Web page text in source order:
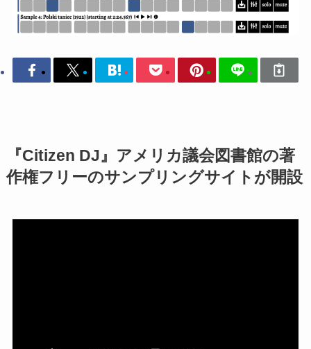
『Citizen DJ』アメリカ議会図書館の著
作権フリーのサンプリングサイトが開設